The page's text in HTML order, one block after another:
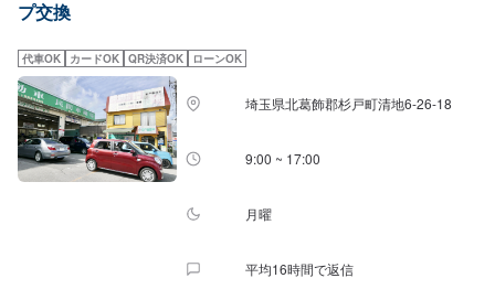
プ交換
代車OK カードOK QR決済OK ローンOK
埼玉県北葛飾郡杉戸町清地6-26-18
9:00 ~ 17:00
月曜
平均16時間で返信